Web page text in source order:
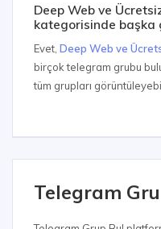
Deep Web ve
kategorisinde başka
Evet, Deep Web ve
birçok telegram grubu
tüm grupları
Telegram